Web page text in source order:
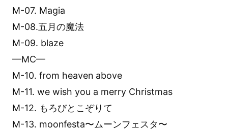
M-07. Magia
M-08.五月の魔法
M-09. blaze
—MC—
M-10. from heaven above
M-11. we wish you a merry Christmas
M-12. もろびとこぞりて
M-13. moonfesta〜ムーンフェスタ〜